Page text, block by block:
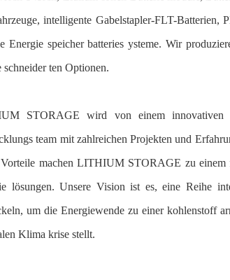
intelligente Gabelstapler-FLT-Batterien,
Energie speicher batteries ysteme. Wir
schneider ten Optionen.
STORAGE wird von einem innovativen
team mit zahlreichen Projekten und
machen LITHIUM STORAGE zu
lösungen. Unsere Vision ist es, eine Reihe
um die Energiewende zu einer kohlenstoff
Klima krise stellt.